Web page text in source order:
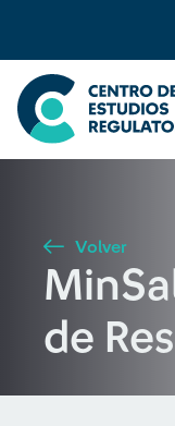
Seleccione país
Buscar
Volver
de